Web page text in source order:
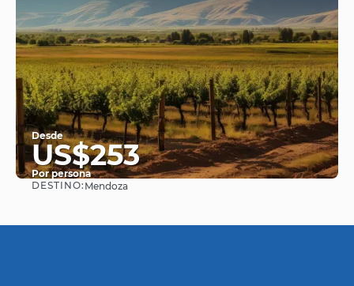
Desde
US$253
Por persona
DESTINO: Mendoza